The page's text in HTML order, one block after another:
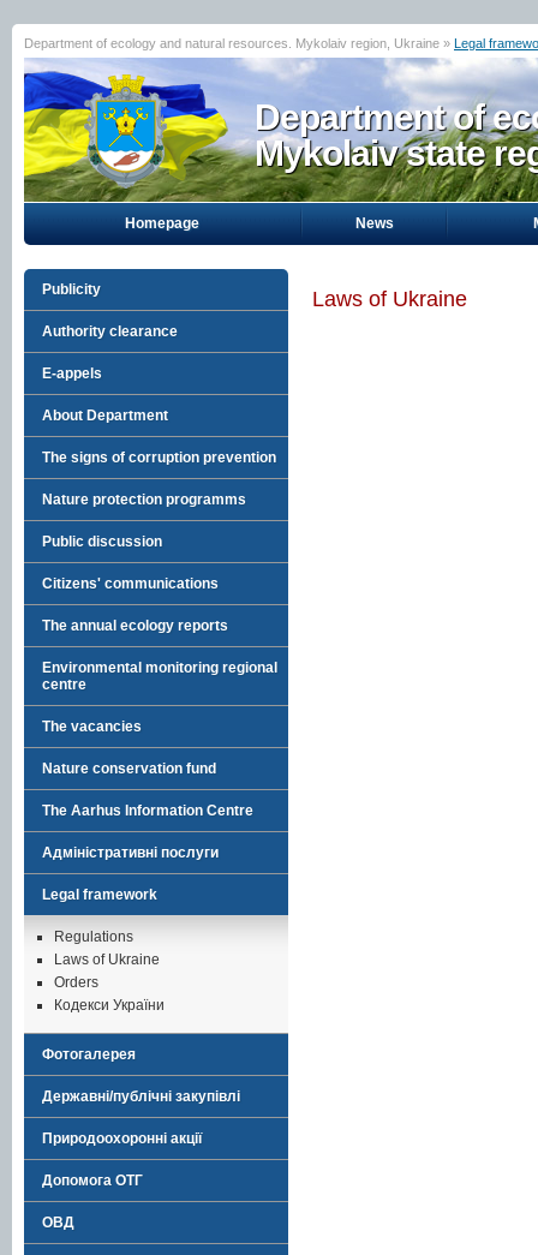
Department of ecology and natural resources. Mykolaiv region, Ukraine » Legal
Department of
Mykolaiv state
Homepage News
Publicity
Authority clearance
E-appels
About Department
The signs of corruption prevention
Nature protection programms
Public discussion
Citizens' communications
The annual ecology reports
Environmental monitoring regional
centre
The vacancies
Nature conservation fund
The Aarhus Information Centre
Адміністративні послуги
Legal framework
Regulations
Laws of Ukraine
Orders
Кодекси України
Фотогалерея
Державні/публічні закупівлі
Природоохоронні акції
Допомога ОТГ
ОВД
Laws of Ukraine